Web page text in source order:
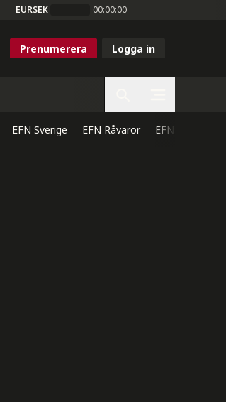
EURSEK 00:00:00
Prenumerera Logga in
EFN Sverige EFN Råvaror EFN Direkt